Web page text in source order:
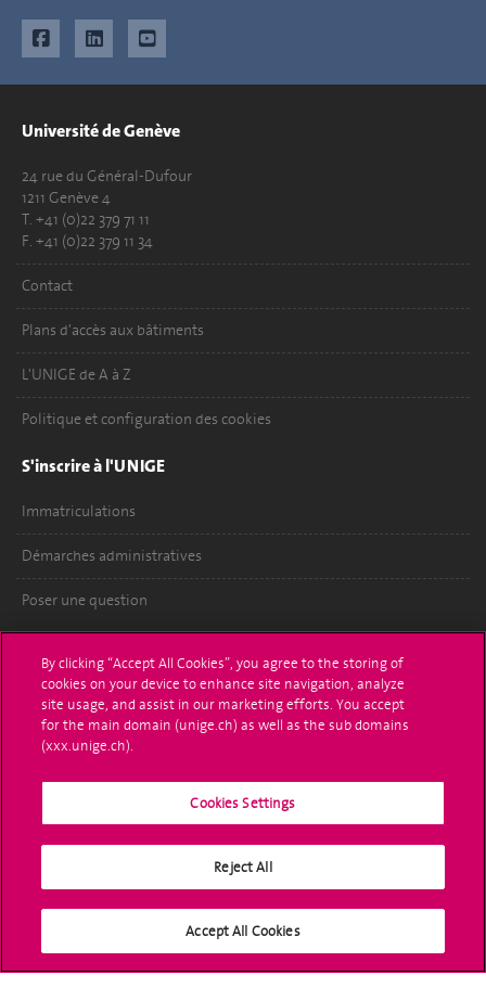
Université de Genève
24 rue du Général-Dufour
1211 Genève 4
T. +41 (0)22 379 71 11
F. +41 (0)22 379 11 34
Contact
Plans d'accès aux bâtiments
L'UNIGE de A à Z
Politique et configuration des cookies
S'inscrire à l'UNIGE
Immatriculations
Démarches administratives
Poser une question
UNIGE Mobile
Médias
Offres d'emploi
Bibliothèque
Médias sociaux UNIGE
By clicking “Accept All Cookies”, you agree to the storing of
cookies on your device to enhance site navigation, analyze
site usage, and assist in our marketing efforts. You accept
for the main domain (unige.ch) as well as the sub domains
(xxx.unige.ch).
Cookies Settings
Reject All
Accept All Cookies